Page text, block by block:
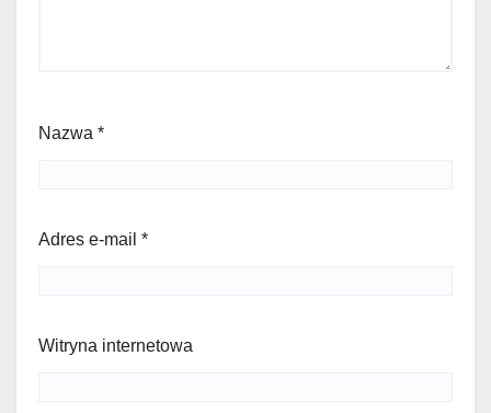
Nazwa *
Adres e-mail *
Witryna internetowa